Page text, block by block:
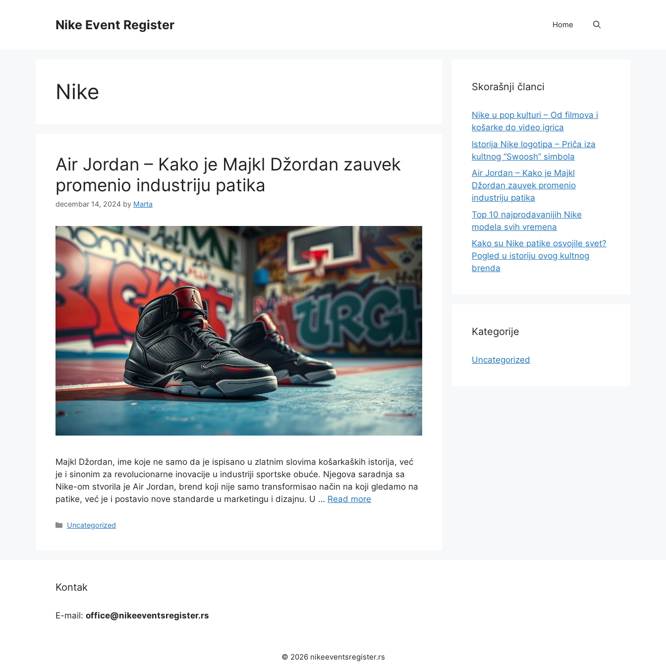
Nike Event Register Home
Nike
Air Jordan – Kako je Majkl Džordan zauvek
promenio industriju patika
decembar 14, 2024 by Marta
Majkl Džordan, ime koje ne samo da je ispisano u zlatnim slovima košarkaških istorija, već
je i sinonim za revolucionarne inovacije u industriji sportske obuće. Njegova saradnja sa
Nike-om stvorila je Air Jordan, brend koji nije samo transformisao način na koji gledamo na
patike, već je i postavio nove standarde u marketingu i dizajnu. U … Read more
Categories
Uncategorized
Skorašnji članci
Nike u pop kulturi – Od filmova i
košarke do video igrica
Istorija Nike logotipa – Priča iza
kultnog “Swoosh” simbola
Air Jordan – Kako je Majkl
Džordan zauvek promenio
industriju patika
Top 10 najprodavanijih Nike
modela svih vremena
Kako su Nike patike osvojile svet?
Pogled u istoriju ovog kultnog
brenda
Kategorije
Uncategorized
Kontak
E-mail: office@nikeeventsregister.rs
© 2026 nikeeventsregister.rs